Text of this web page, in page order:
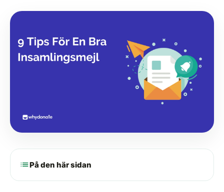
listPå den här sidan